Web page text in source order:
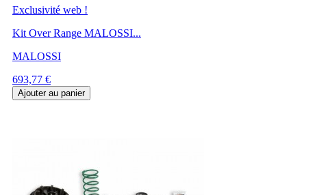
Exclusivité web !
Kit Over Range MALOSSI...
MALOSSI
Prix
693,77 €
Ajouter au panier